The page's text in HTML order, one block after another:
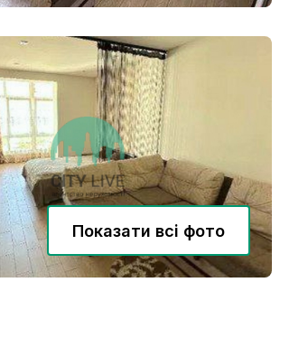
Показати всі фото